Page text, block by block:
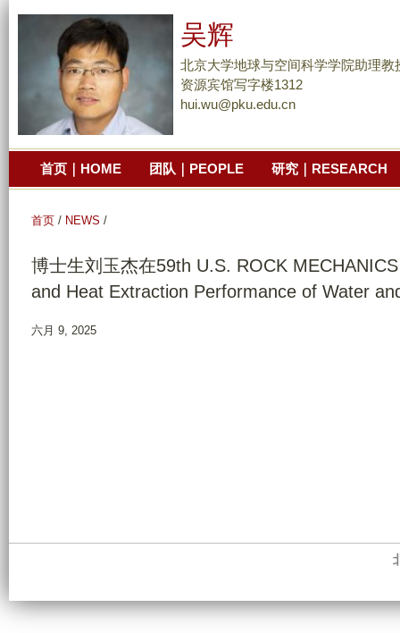
到
主
要
分
吴辉
北京大学地球与空间科学学院助理教
资源宾馆写字楼1312
hui.wu@pku.edu.cn
首页｜HOME 团队｜PEOPLE 研究｜RESEARCH
首页 / NEWS /
博士生刘玉杰在59th U.S. ROCK
and Heat Extraction Performance of Water
六月 9, 2025